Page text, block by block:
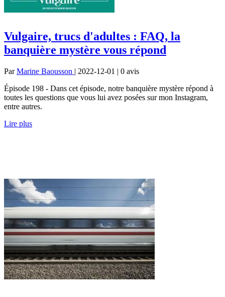
Vulgaire, trucs d'adultes : FAQ, la
banquière mystère vous répond
ParMarine Baousson | 2022-12-01 | 0 avis
Épisode 198 - Dans cet épisode, notre banquière mystère répond à
toutes les questions que vous lui avez posées sur mon Instagram,
entre autres.
Lire plus